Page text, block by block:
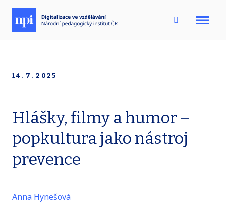
Menu
14. 7. 2025
Hlášky, filmy a humor –
popkultura jako nástroj
prevence
Anna Hynešová